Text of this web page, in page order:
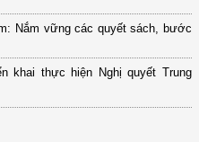
Nắm vững các quyết sách, bước
khai thực hiện Nghị quyết Trung